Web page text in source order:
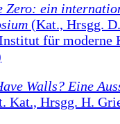
Zero: ein
(Kat., Hrsgg.
für moderne
Walls? Eine
Kat., Hrsgg. H.